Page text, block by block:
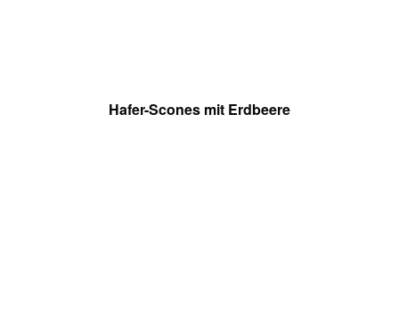
Hafer-Scones mit Erdbeere